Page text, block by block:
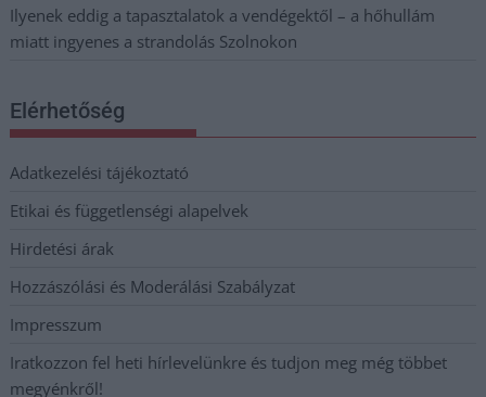
Ilyenek eddig a tapasztalatok a vendégektől – a hőhullám
miatt ingyenes a strandolás Szolnokon
Elérhetőség
Adatkezelési tájékoztató
Etikai és függetlenségi alapelvek
Hirdetési árak
Hozzászólási és Moderálási Szabályzat
Impresszum
Iratkozzon fel heti hírlevelünkre és tudjon meg még többet
megyénkről!